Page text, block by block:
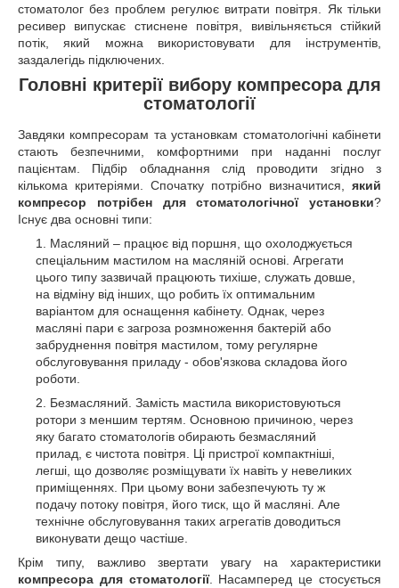
стоматолог без проблем регулює витрати повітря. Як тільки
ресивер випускає стиснене повітря, вивільняється стійкий
потік, який можна використовувати для інструментів,
заздалегідь підключених.
Головні критерії вибору компресора для
стоматології
Завдяки компресорам та установкам стоматологічні кабінети
стають безпечними, комфортними при наданні послуг
пацієнтам. Підбір обладнання слід проводити згідно з
кількома критеріями. Спочатку потрібно визначитися, який
компресор потрібен для стоматологічної установки?
Існує два основні типи:
Масляний – працює від поршня, що охолоджується
спеціальним мастилом на масляній основі. Агрегати
цього типу зазвичай працюють тихіше, служать довше,
на відміну від інших, що робить їх оптимальним
варіантом для оснащення кабінету. Однак, через
масляні пари є загроза розмноження бактерій або
забруднення повітря мастилом, тому регулярне
обслуговування приладу - обов'язкова складова його
роботи.
Безмасляний. Замість мастила використовуються
ротори з меншим тертям. Основною причиною, через
яку багато стоматологів обирають безмасляний
прилад, є чистота повітря. Ці пристрої компактніші,
легші, що дозволяє розміщувати їх навіть у невеликих
приміщеннях. При цьому вони забезпечують ту ж
подачу потоку повітря, його тиск, що й масляні. Але
технічне обслуговування таких агрегатів доводиться
виконувати дещо частіше.
Крім типу, важливо звертати увагу на характеристики
компресора для стоматології. Насамперед це стосується